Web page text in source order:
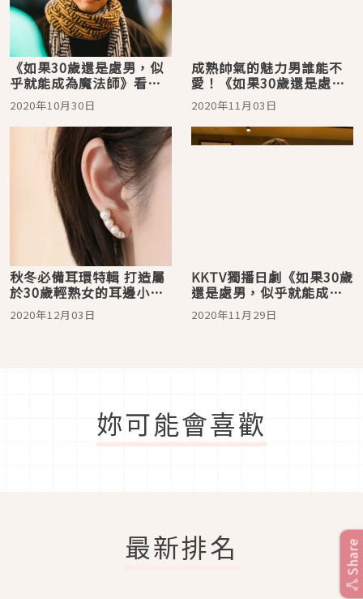
《如果30歲還是處男，似
乎就能成為魔法師》看了
嗎？超可愛的日本演員赤
楚衛二介紹
2020年10月30日
成熟帥氣的魅力男誰能不
愛！《如果30歲還是處
男，似乎就能成為魔法
師》町田啟太介紹與作品
回顧
2020年11月03日
秋冬必備耳環特輯 打造屬
於30歲輕熟女的耳邊小心
機
2020年12月03日
KKTV獨播日劇《如果30歲
還是處男，似乎就能成為
魔法師》口碑爆紅
2020年11月29日
妳可能會喜歡
最新排名 Share